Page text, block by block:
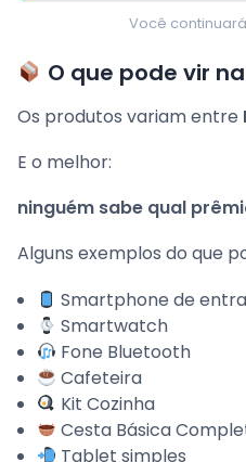
Você
O que pode vir
Os produtos variam entre
E o melhor:
ninguém sabe qual
Alguns exemplos do que
Smartphone de
Smartwatch
Fone Bluetooth
Cafeteira
Kit Cozinha
Cesta Básica
Tablet simples